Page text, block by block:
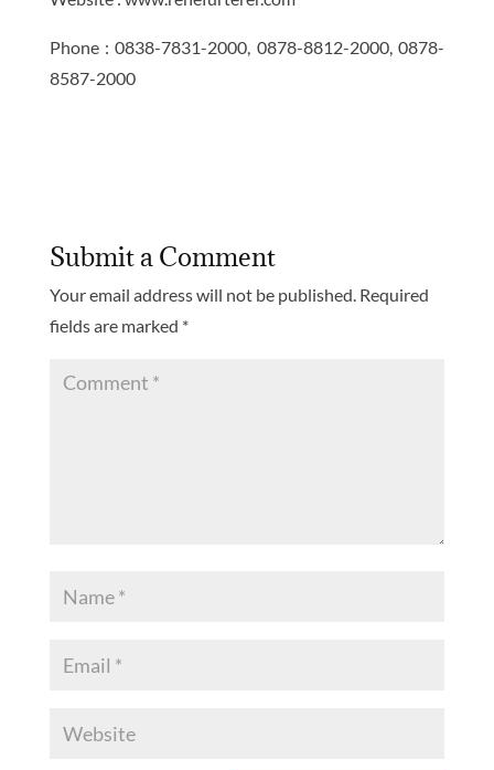
Phone : 0838-7831-2000, 0878-8812-2000, 0878-
8587-2000
Submit a Comment
Your email address will not be published. Required
fields are marked *